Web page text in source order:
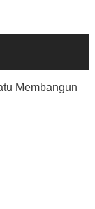
Membangun